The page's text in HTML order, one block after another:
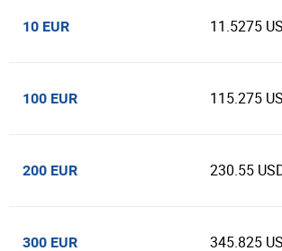
10 EUR 11.5275
100 EUR 115.275
200 EUR 230.55
300 EUR 345.825